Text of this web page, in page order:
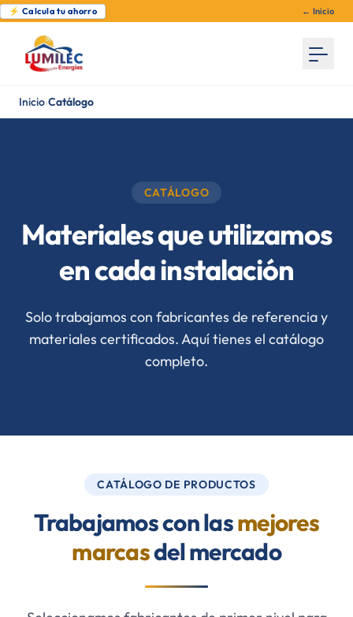
⚡ Calcula tu ahorro ← Inicio
Inicio›Catálogo
CATÁLOGO
Materiales que utilizamos
en cada instalación
Solo trabajamos con fabricantes de referencia y
materiales certificados. Aquí tienes el catálogo
completo.
CATÁLOGO DE PRODUCTOS
Trabajamos con lasmejores
marcasdel mercado